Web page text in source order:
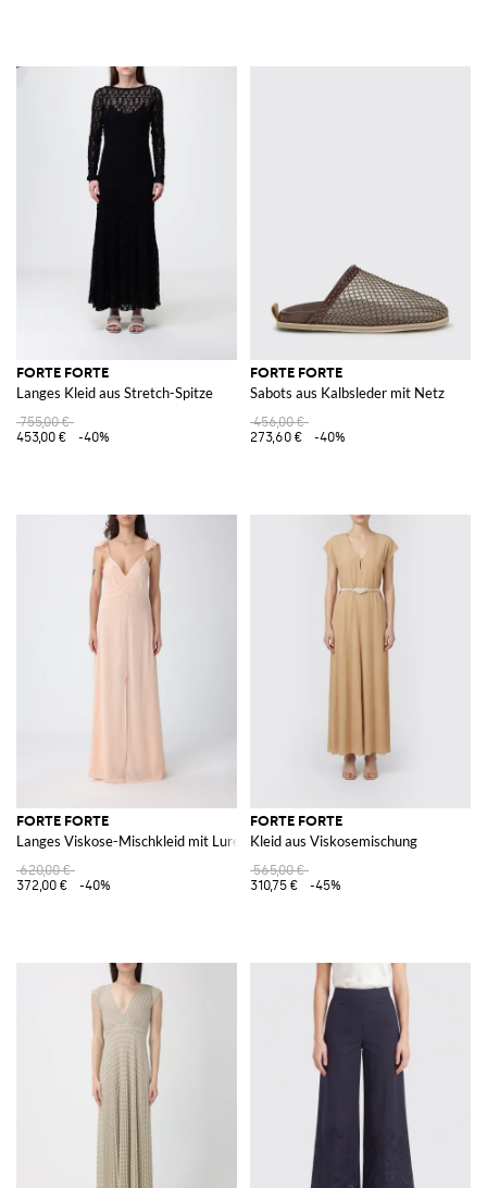
FORTE FORTE
Langes Kleid aus Stretch-Spitze
755,00 €
453,00 €
-40%
FORTE FORTE
Sabots aus Kalbsleder mit Netz
456,00 €
273,60 €
-40%
FORTE FORTE
Langes Viskose-Mischkleid mit Lurexfaden
620,00 €
372,00 €
-40%
FORTE FORTE
Kleid aus Viskosemischung
565,00 €
310,75 €
-45%